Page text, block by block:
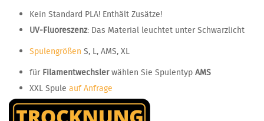
Kein Standard PLA! Enthält Zusätze!
UV-Fluoreszenz: Das Material leuchtet unter Schwarzlicht
Spulengrößen S, L, AMS, XL
für Filamentwechslerwählen Sie Spulentyp AMS
XXL Spule auf Anfrage